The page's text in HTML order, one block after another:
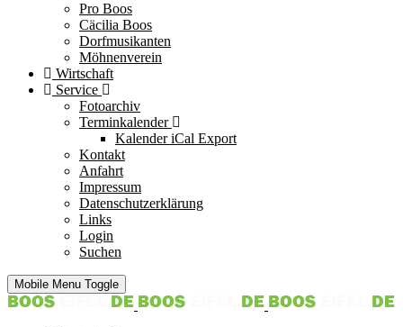
Pro Boos
Cäcilia Boos
Dorfmusikanten
Möhnenverein
Wirtschaft
Service
Fotoarchiv
Terminkalender
Kalender iCal Export
Kontakt
Anfahrt
Impressum
Datenschutzerklärung
Links
Login
Suchen
Mobile Menu Toggle